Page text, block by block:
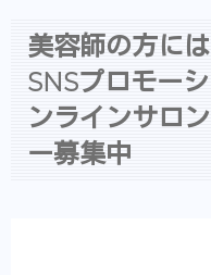
美容師の方に
SNSプロモー
ンラインサロ
ー募集中